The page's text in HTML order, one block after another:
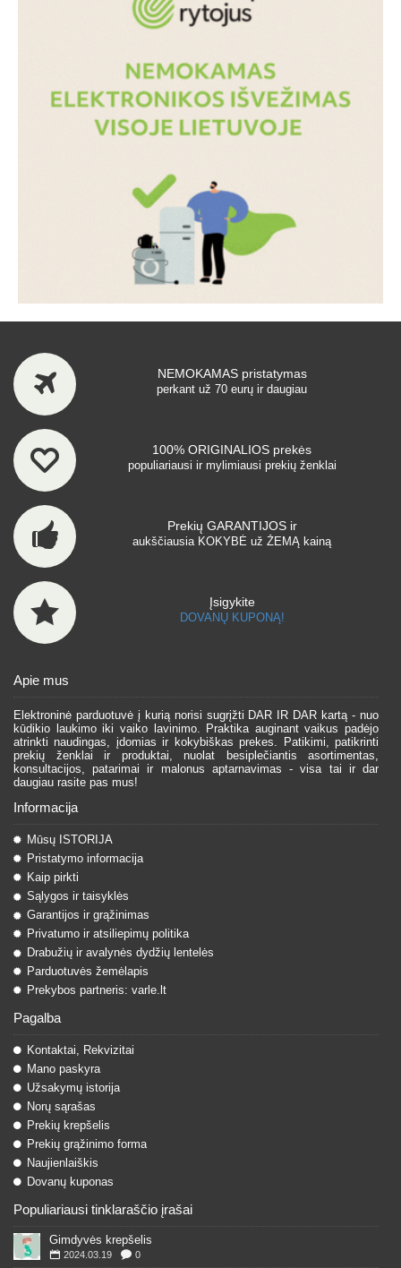
NEMOKAMAS pristatymas
perkant už 70 eurų ir daugiau
100% ORIGINALIOS prekės
populiariausi ir mylimiausi prekių ženklai
Prekių GARANTIJOS ir
aukščiausia KOKYBĖ už ŽEMĄ kainą
Įsigykite
DOVANŲ KUPONĄ!
Apie mus
Elektroninė parduotuvė į kurią norisi sugrįžti DAR IR DAR kartą - nuo
kūdikio laukimo iki vaiko lavinimo. Praktika auginant vaikus padėjo
atrinkti naudingas, įdomias ir kokybiškas prekes. Patikimi, patikrinti
prekių ženklai ir produktai, nuolat besiplečiantis asortimentas,
konsultacijos, patarimai ir malonus aptarnavimas - visa tai ir dar
daugiau rasite pas mus!
Informacija
Mūsų ISTORIJA
Pristatymo informacija
Kaip pirkti
Sąlygos ir taisyklės
Garantijos ir grąžinimas
Privatumo ir atsiliepimų politika
Drabužių ir avalynės dydžių lentelės
Parduotuvės žemėlapis
Prekybos partneris: varle.lt
Pagalba
Kontaktai, Rekvizitai
Mano paskyra
Užsakymų istorija
Norų sąrašas
Prekių krepšelis
Prekių grąžinimo forma
Naujienlaiškis
Dovanų kuponas
Populiariausi tinklaraščio įrašai
Gimdyvės krepšelis
2024.03.19 0